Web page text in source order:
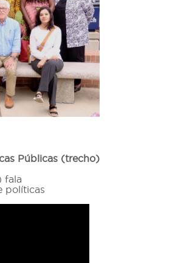
Públicas (trecho)
fala
políticas